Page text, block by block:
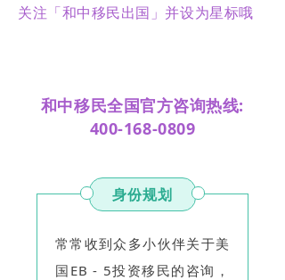
关注「和中移民出国」并设为星标哦
和中移民全国官方咨询热线:
400-168-0809
身份规划
常常收到众多小伙伴关于美
国EB - 5投资移民的咨询，